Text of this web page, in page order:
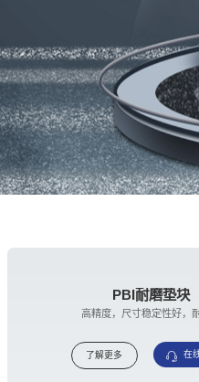
PBI耐磨垫块
高精度，尺寸稳定性好，
了解更多 在